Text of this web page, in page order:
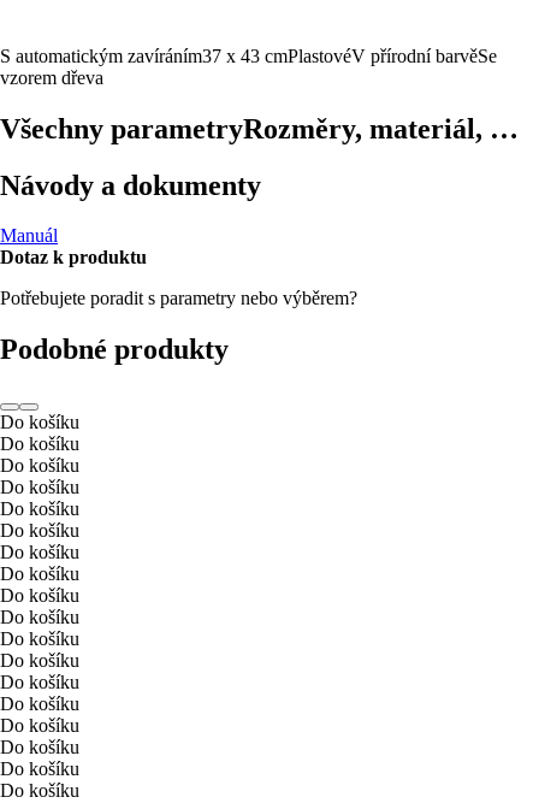
S automatickým zavíráním37 x 43 cmPlastovéV přírodní barvěSe
vzorem dřeva
Všechny parametryRozměry, materiál, …
Návody a dokumenty
Manuál
Dotaz k produktu
Potřebujete poradit s parametry nebo výběrem?
Podobné produkty
Do košíku
Do košíku
Do košíku
Do košíku
Do košíku
Do košíku
Do košíku
Do košíku
Do košíku
Do košíku
Do košíku
Do košíku
Do košíku
Do košíku
Do košíku
Do košíku
Do košíku
Do košíku